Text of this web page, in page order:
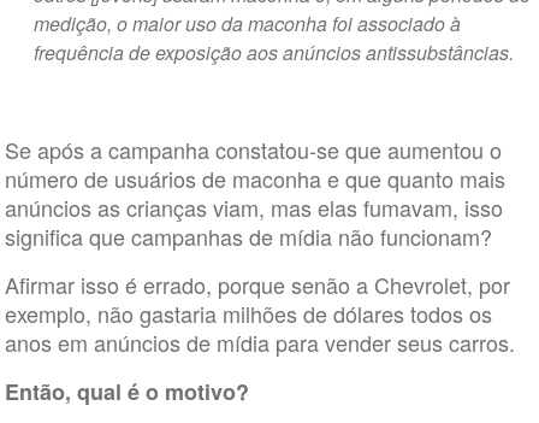
medição, o maior uso da maconha foi associado à
frequência de exposição aos anúncios antissubstâncias.
Se após a campanha constatou-se que aumentou o
número de usuários de maconha e que quanto mais
anúncios as crianças viam, mas elas fumavam, isso
significa que campanhas de mídia não funcionam?
Afirmar isso é errado, porque senão a Chevrolet, por
exemplo, não gastaria milhões de dólares todos os
anos em anúncios de mídia para vender seus carros.
Então, qual é o motivo?